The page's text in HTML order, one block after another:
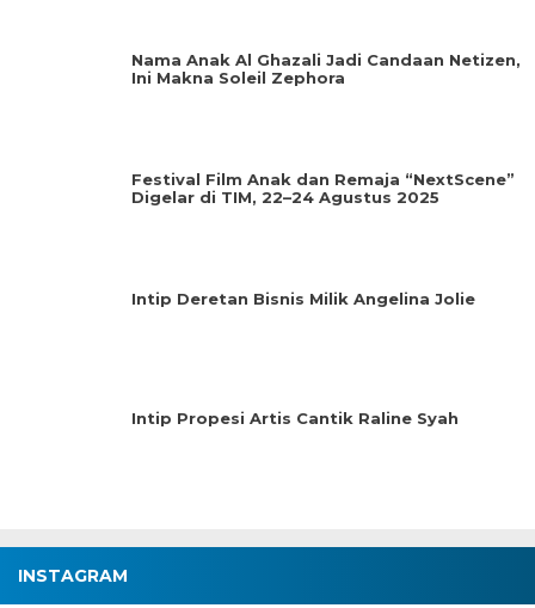
Nama Anak Al Ghazali Jadi Candaan Netizen,
Ini Makna Soleil Zephora
Festival Film Anak dan Remaja “NextScene”
Digelar di TIM, 22–24 Agustus 2025
Intip Deretan Bisnis Milik Angelina Jolie
Intip Propesi Artis Cantik Raline Syah
INSTAGRAM